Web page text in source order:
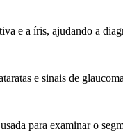
e a íris, ajudando a
e sinais de
para examinar o